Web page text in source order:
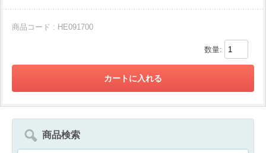
商品コード : HE091700
数量:
商品検索